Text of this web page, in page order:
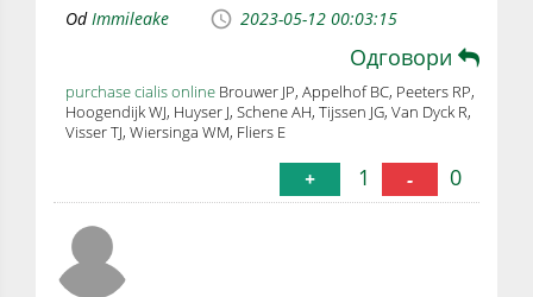
OdImmileake 2023-05-12 00:03:15
Одговори
purchase cialis online Brouwer JP, Appelhof BC, Peeters RP,
Hoogendijk WJ, Huyser J, Schene AH, Tijssen JG, Van Dyck R,
Visser TJ, Wiersinga WM, Fliers E
+ 1 - 0